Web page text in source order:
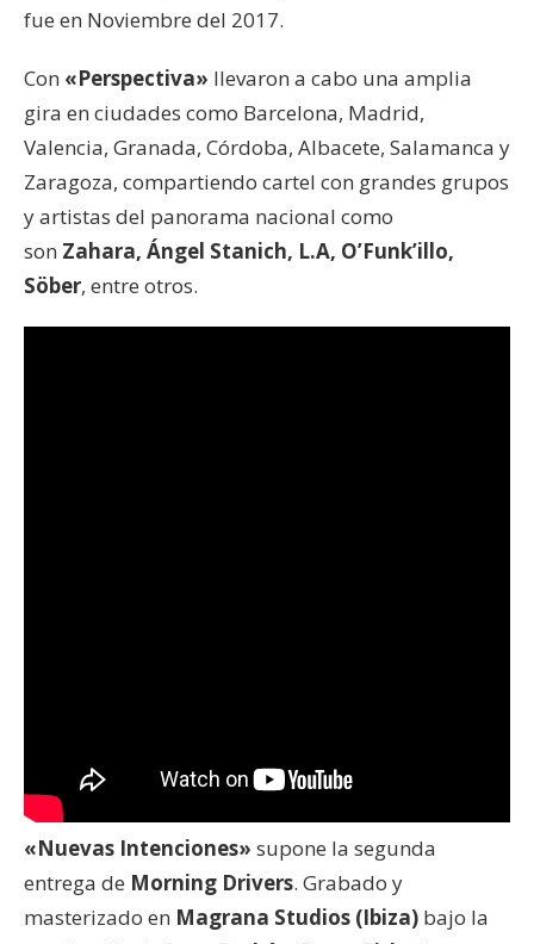
fue en Noviembre del 2017.
Con «Perspectiva» llevaron a cabo una amplia
gira en ciudades como Barcelona, Madrid,
Valencia, Granada, Córdoba, Albacete, Salamanca y
Zaragoza, compartiendo cartel con grandes grupos
y artistas del panorama nacional como
son Zahara, Ángel Stanich, L.A, O’Funk’illo,
Söber, entre otros.
«Nuevas Intenciones» supone la segunda
entrega de Morning Drivers. Grabado y
masterizado en Magrana Studios (Ibiza) bajo la